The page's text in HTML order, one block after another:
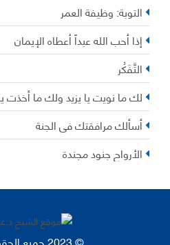
التوبة: وظيفة العمر
إذا أحب الله عبداً أعطاه الإيمان
التَّفَكُر
لك ما نويت يا يزيد ولك ما أخذت
أسألك مرافقتك في الجنة
الأرواح جنود مجندة